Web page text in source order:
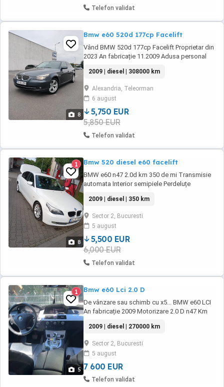
Telefon validat
8
Bmw e60 520d 177cp Facelift
Vând BMW 520d 177cp Facelift Proprietar din
2023 An fabricație 11.2009 Adusa personal
308.000km Distribuie schimbata la 245.000km
in Belgia Volanta +ambreiaj luk schimbat la
270.000km Discuri +plăcuțe frana schimbate
la 270.000km Bujii+releu+curea
accesorii+fulie ...
2009 | diesel | 308000 km
Alexandria, Teleorman
6 august
5,750 EUR
5,850 EUR
Telefon validat
8
1 Bmw 520 diesel e60 facelift
BMW e60 n47 2.0d km 350 de mi Transmisie
automata Interior semipiele Perdeluțe
Schimbat recent distribuția factură și garanție
Admisie nouă Amortizoare noi Brațe fulie
Discuri,placute frână Cauciucuri noi
Înmatriculată pe Germania 6000 ușor ...
2009 | diesel | 350 km
Sector 2, Bucuresti
5 august
5,500 EUR
6,000 EUR
Telefon validat
5
1 Bmw e60 Lci 2.0 D
De vânzare sau schimb cu x5... BMW e60 LCI
An fabricație 2009 Motorizare 2.0 D n47 Km
folosita zilnic Clima două zone,4geamuri
electrice,trapa electrica,faruri
automate,incalzire in scaune,scaune cu reglaj
electric in conditie buna. Senzori ploaie si
luminasenzori ...
2009 | diesel | 270000 km
Sector 2, Bucuresti
5 august
7 600 EUR
Telefon validat